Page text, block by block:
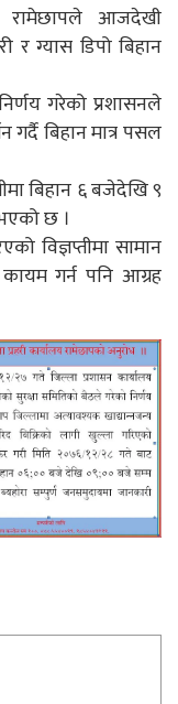
रामेछापले आजदेखी
र ग्यास डिपो बिहान
गरेको प्रशासनले
गर्दै बिहान मात्र पसल
बिहान ६ बजेदेखि ९
छ ।
विज्ञप्तीमा सामान
गर्न पनि आग्रह